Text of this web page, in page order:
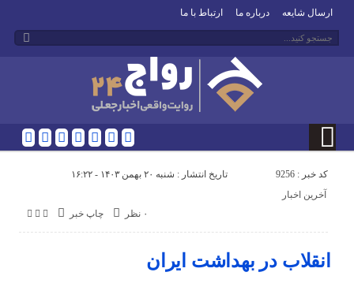
ارسال شایعه درباره ما ارتباط با ما
کد خبر : 9256 تاریخ انتشار : شنبه ۲۰ بهمن ۱۴۰۳ - ۱۶:۲۲
چاپ خبر ۰ نظر
آخرین اخبار
انقلاب در بهداشت ایران